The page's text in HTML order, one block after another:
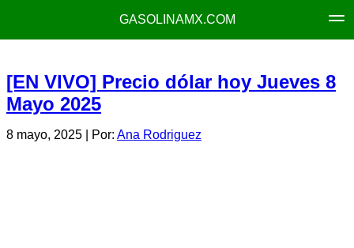
GASOLINAMX.COM
[EN VIVO] Precio dólar hoy Jueves 8
Mayo 2025
8 mayo, 2025 | Por: Ana Rodriguez